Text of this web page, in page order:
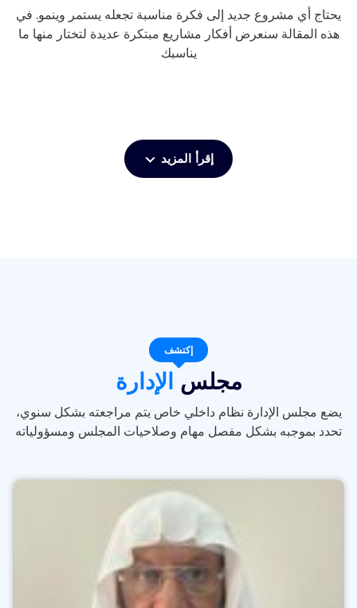
يحتاج أي مشروع جديد إلى فكرة مناسبة تجعله يستمر وينمو. في
هذه المقالة سنعرض أفكار مشاريع مبتكرة عديدة لتختار منها ما
يناسبك
إقرأ المزيد
إكتشف
مجلس الإدارة
يضع مجلس الإدارة نظام داخلي خاص يتم مراجعته بشكل سنوي،
تحدد بموجبه بشكل مفصل مهام وصلاحيات المجلس ومسؤولياته